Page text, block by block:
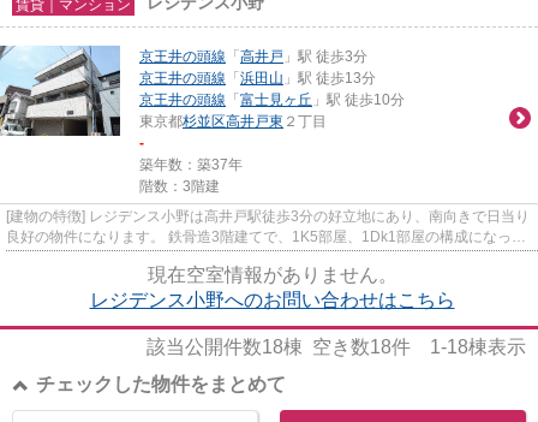
賃貸｜マンション
京王井の頭線 「高井戸 」駅 徒歩3分
京王井の頭線 「浜田山 」駅 徒歩13分
京王井の頭線 「富士見ヶ丘 」駅 徒歩10分
東京都杉並区高井戸東 ２丁目
-
築年数：築37年
階数：3階建
[建物の特徴] レジデンス小野は高井戸駅徒歩3分の好立地にあり、南向きで日当り
良好の物件になります。 鉄骨造3階建てで、1K5部屋、1Dk1部屋の構成になって
おり、室内洗濯機置場、バス...
現在空室情報がありません。
レジデンス小野へのお問い合わせはこちら
該当公開件数18棟 空き数18件 1-18棟表示
チェックした物件をまとめて